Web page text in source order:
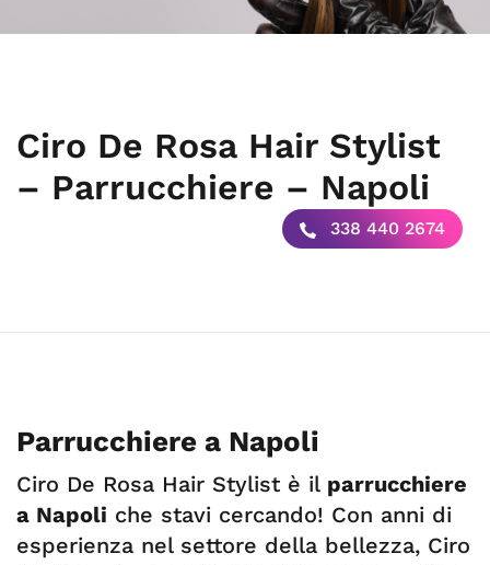
Ciro De Rosa Hair Stylist
– Parrucchiere – Napoli
338 440 2674
Parrucchiere a Napoli
Ciro De Rosa Hair Stylist è il parrucchiere
a Napoli che stavi cercando! Con anni di
esperienza nel settore della bellezza, Ciro